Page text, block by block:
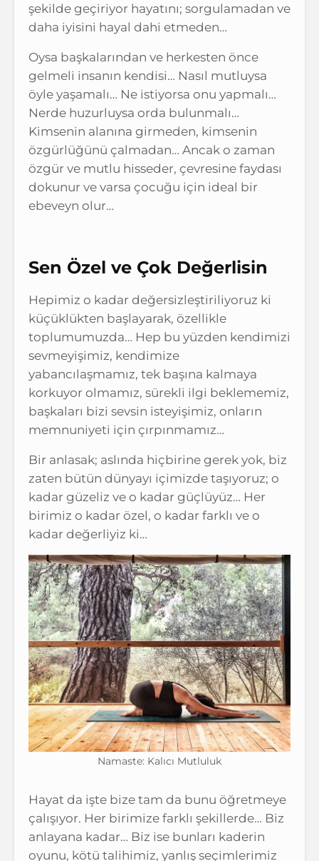
şekilde geçiriyor hayatını; sorgulamadan ve
daha iyisini hayal dahi etmeden…
Oysa başkalarından ve herkesten önce
gelmeli insanın kendisi… Nasıl mutluysa
öyle yaşamalı… Ne istiyorsa onu yapmalı…
Nerde huzurluysa orda bulunmalı…
Kimsenin alanına girmeden, kimsenin
özgürlüğünü çalmadan… Ancak o zaman
özgür ve mutlu hisseder, çevresine faydası
dokunur ve varsa çocuğu için ideal bir
ebeveyn olur…
Sen Özel ve Çok Değerlisin
Hepimiz o kadar değersizleştiriliyoruz ki
küçüklükten başlayarak, özellikle
toplumumuzda… Hep bu yüzden kendimizi
sevmeyişimiz, kendimize
yabancılaşmamız, tek başına kalmaya
korkuyor olmamız, sürekli ilgi beklememiz,
başkaları bizi sevsin isteyişimiz, onların
memnuniyeti için çırpınmamız…
Bir anlasak; aslında hiçbirine gerek yok, biz
zaten bütün dünyayı içimizde taşıyoruz; o
kadar güzeliz ve o kadar güçlüyüz… Her
birimiz o kadar özel, o kadar farklı ve o
kadar değerliyiz ki…
Namaste: Kalıcı Mutluluk
Hayat da işte bize tam da bunu öğretmeye
çalışıyor. Her birimize farklı şekillerde… Biz
anlayana kadar… Biz ise bunları kaderin
oyunu, kötü talihimiz, yanlış seçimlerimiz